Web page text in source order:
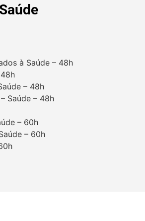
à Saúde – 48h
– 48h
Saúde – 48h
– 60h
– 60h